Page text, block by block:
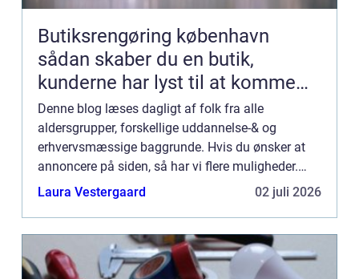
Butiksrengøring københavn
sådan skaber du en butik,
kunderne har lyst til at komme
tilbage til
Denne blog læses dagligt af folk fra alle
aldersgrupper, forskellige uddannelse-& og
erhvervsmæssige baggrunde. Hvis du ønsker at
annoncere på siden, så har vi flere muligheder.
Bannerannoncering er blot én af mulighederne. Vil
Laura Vestergaard 02 juli 2026